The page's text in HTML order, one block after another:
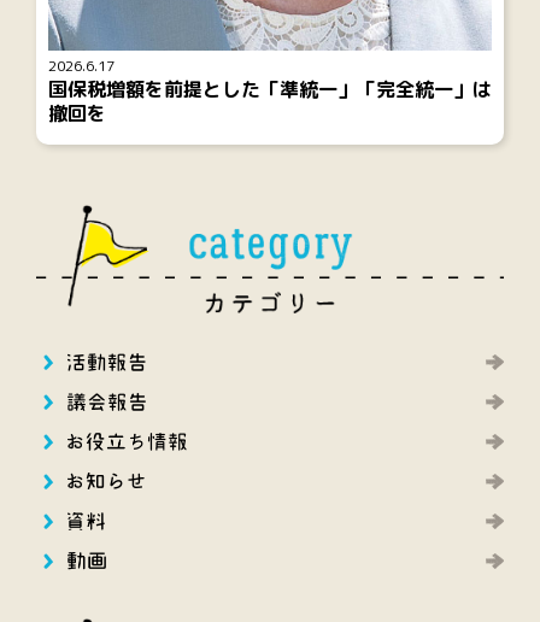
2026.6.17
国保税増額を前提とした「準統一」「完全統一」は
撤回を